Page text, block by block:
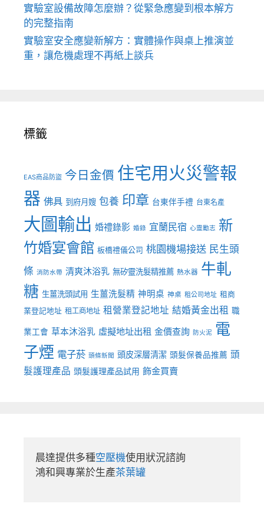
實驗室設備故障怎麼辦？從緊急應變到根本解方
的完整指南
實驗室安全應變新解方：實體操作與桌上推演並
重，讓危機處理不再紙上談兵
標籤
EAS商品防盜 今日金價 住宅用火災警報
器 佛具 到府月嫂 包養 印章 台東伴手禮 台東名產
大圖輸出 婚禮錄影 婚錄 宜蘭民宿 心靈勵志 新
竹婚宴會館 板橋禮儀公司 桃園機場接送 民生頭
條 消防水帶 清爽沐浴乳 無矽靈洗髮精推薦 熱水器 牛軋
糖 生薑洗頭試用 生薑洗髮精 神明桌 神桌 租公司地址 租商
業登記地址 租工商地址 租營業登記地址 結婚黃金出租 職
業工會 草本沐浴乳 虛擬地址出租 金價查詢 防火泥 電
子煙 電子菸 頭條新聞 頭皮深層清潔 頭髮保養品推薦 頭
髮護理產品 頭髮護理產品試用 飾金買賣
晨達提供多種空壓機使用狀況諮詢
鴻和興專業於生產茶葉罐